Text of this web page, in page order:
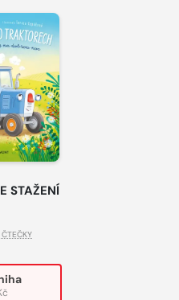
STAŽENÍ